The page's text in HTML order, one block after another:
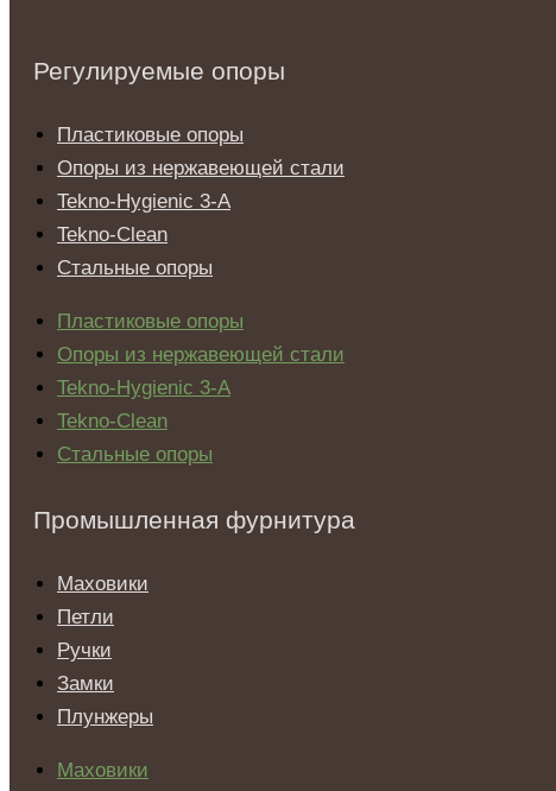
Регулируемые опоры
Пластиковые опоры
Опоры из нержавеющей стали
Tekno-Hygienic 3-А
Tekno-Clean
Стальные опоры
Пластиковые опоры
Опоры из нержавеющей стали
Tekno-Hygienic 3-А
Tekno-Clean
Стальные опоры
Промышленная фурнитура
Маховики
Петли
Ручки
Замки
Плунжеры
Маховики